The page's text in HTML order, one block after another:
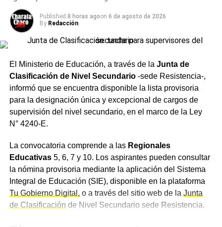
desarrollo de una obra considerada estratégica para el
futuro energético de la ciudad.
Más noticias de Charataen CharataChaco.Net.
concebida como un espacio de encuentro entre el arte, la
historia y la comunidad, reafirmando el compromiso de la
entidad con la preservación y difusión del patrimonio
cultural chaqueño.
Fischer sostuvo que, en esta «enciclopedia mágica» que
retoma el banco, cada pieza ocupa un lugar único en la
historia del Norte Grande, y que en esa acción radica su
verdadero valor.
Última oportunidad para
visitar la muestra
DesdeNBCHinvitaron tanto a quienes aún no visitaron la
exposición como a quienes deseen volver a disfrutarla, a
participar de la jornada de cierre y compartir un encuentro
junto a los protagonistas de las obras que forman parte de
esta colección.
Published 8 horas agoon 6 de agosto de 2026
By Redacción
El Ministerio de Educación, a través de la Junta de
Clasificación de Nivel Secundario-sede Resistencia-,
informó que se encuentra disponible la lista provisoria
para la designación única y excepcional de cargos de
supervisión del nivel secundario, en el marco de la Ley
N° 4240-E.
La convocatoria comprende a las Regionales
Educativas5, 6, 7 y 10. Los aspirantes pueden consultar
la nómina provisoria mediante la aplicación del Sistema
Integral de Educación (SIE), disponible en la plataforma
Tu Gobierno Digital, o a través del sitio web de la Junta
de Clasificación de Nivel Secundario sede Resistencia.